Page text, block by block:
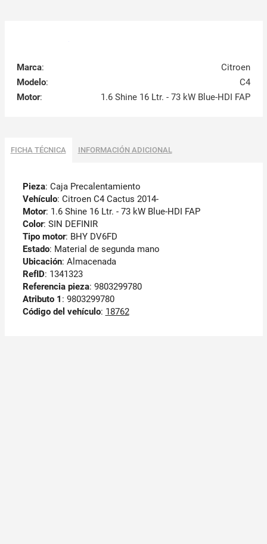
Marca:
Citroen
Modelo:
C4
Motor: 1.6 Shine 16 Ltr. - 73 kW Blue-HDI FAP
FICHA TÉCNICA INFORMACIÓN ADICIONAL
Pieza: Caja Precalentamiento
Vehículo: Citroen C4 Cactus 2014-
Motor: 1.6 Shine 16 Ltr. - 73 kW Blue-HDI FAP
Color: SIN DEFINIR
Tipo motor: BHY DV6FD
Estado: Material de segunda mano
Ubicación: Almacenada
RefID: 1341323
Referencia pieza: 9803299780
Atributo 1 : 9803299780
Código del vehículo: 18762